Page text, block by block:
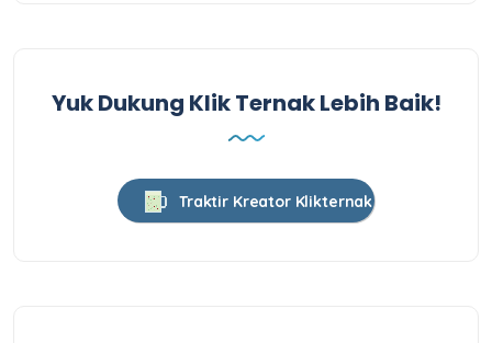
Yuk Dukung Klik Ternak Lebih Baik!
Traktir Kreator Klikternak